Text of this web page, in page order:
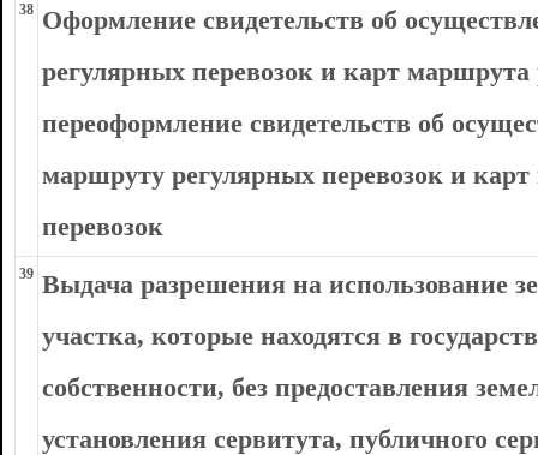
38 Оформление свидетельств об
регулярных перевозок и карт маршрута
переоформление свидетельств об
маршруту регулярных перевозок и
перевозок
39 Выдача разрешения на использование
участка, которые находятся в
собственности, без предоставления
установления сервитута, публичного